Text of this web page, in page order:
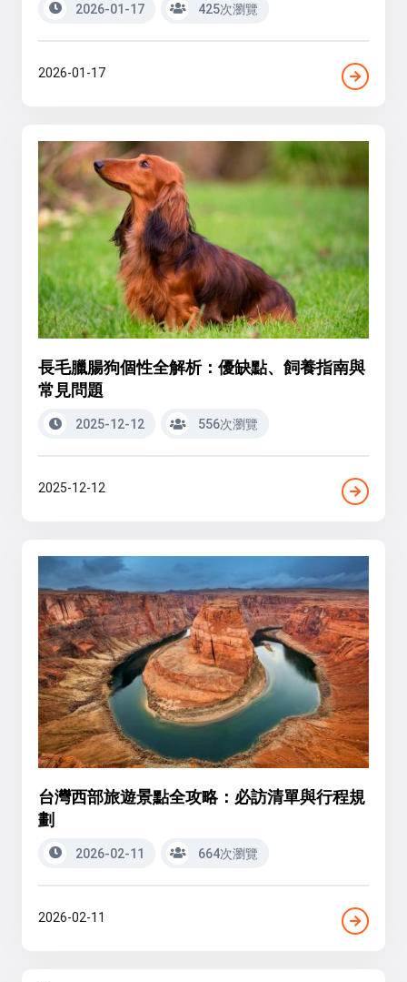
2026-01-17 425次瀏覽
2026-01-17
長毛臘腸狗個性全解析：優缺點、飼養指南與
常見問題
2025-12-12 556次瀏覽
2025-12-12
台灣西部旅遊景點全攻略：必訪清單與行程規
劃
2026-02-11 664次瀏覽
2026-02-11